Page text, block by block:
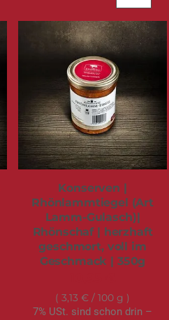
Konserven |
Rhönlammtiegel (Art
Lamm-Gulasch)|
Rhönschaf | herzhaft
geschmort, voll im
Geschmack | 350g
3,13 € / 100 g
7% USt. sind schon drin –